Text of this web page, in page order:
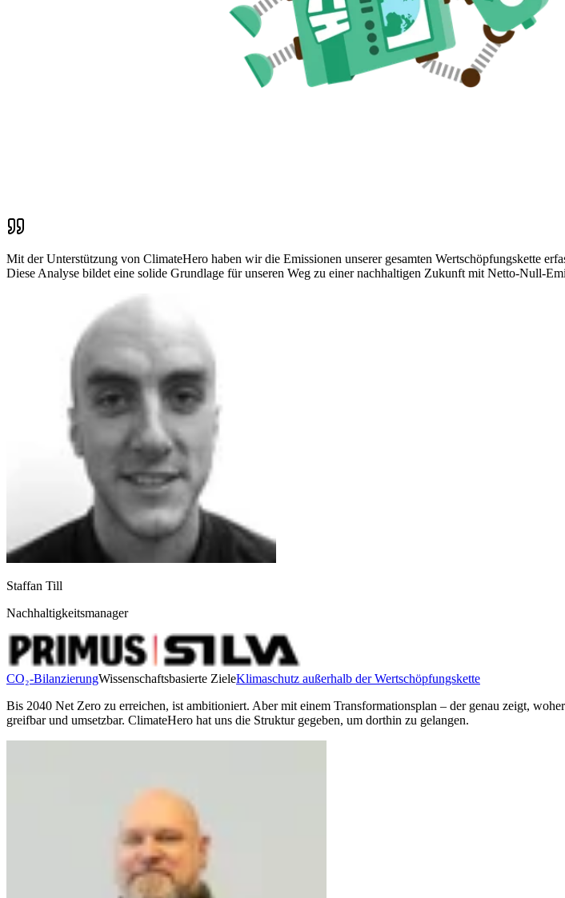
Mit der Unterstützung von ClimateHero haben wir die Emissionen unserer gesamten Wertschöpfungskette
Diese Analyse bildet eine solide Grundlage für unseren Weg zu einer nachhaltigen Zukunft mit Netto-Null-
Staffan Till
Nachhaltigkeitsmanager
CO₂-BilanzierungWissenschaftsbasierte ZieleKlimaschutz außerhalb der Wertschöpfungskette
Bis 2040 Net Zero zu erreichen, ist ambitioniert. Aber mit einem Transformationsplan – der genau zeigt,
greifbar und umsetzbar. ClimateHero hat uns die Struktur gegeben, um dorthin zu gelangen.